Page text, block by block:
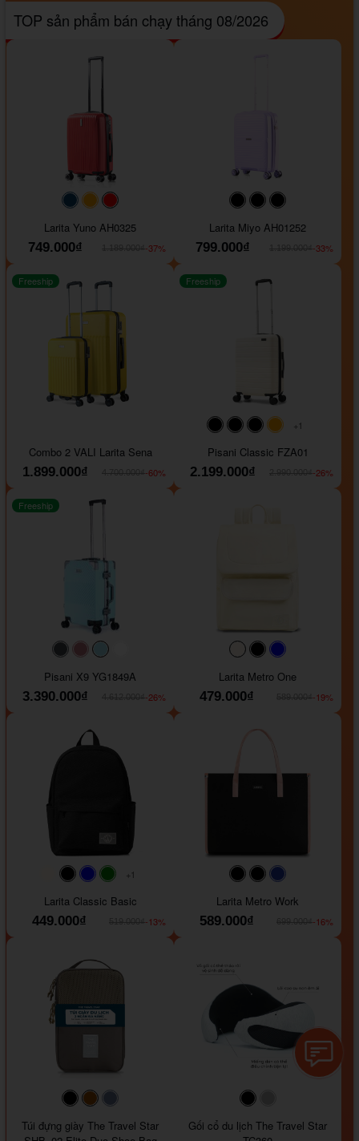
TOP sản phẩm bán chạy tháng 08/2026
#093f69#ffa500
Larita Yuno AH0325
749.000₫
-37%
#000000#000000
Larita Miyo AH01252
799.000₫
-33%
Freeship
Combo 2 VALI Larita Sena
1.899.000₫
-60%
#000000#000000#000000
+1
Freeship
Pisani Classic FZA01
2.199.000₫
-26%
#40454a#b76e79
Freeship
Pisani X9 YG1849A
3.390.000₫
-26%
#faf0e6#000000
Larita Metro One
479.000₫
-19%
#faf0e6#000000#0000FF
+1
Larita Classic Basic
449.000₫
-13%
#000000#000000
Larita Metro Work
589.000₫
-16%
#000000#964B00
Túi đựng giày The Travel Star
Gối cổ du lịch The Travel Star